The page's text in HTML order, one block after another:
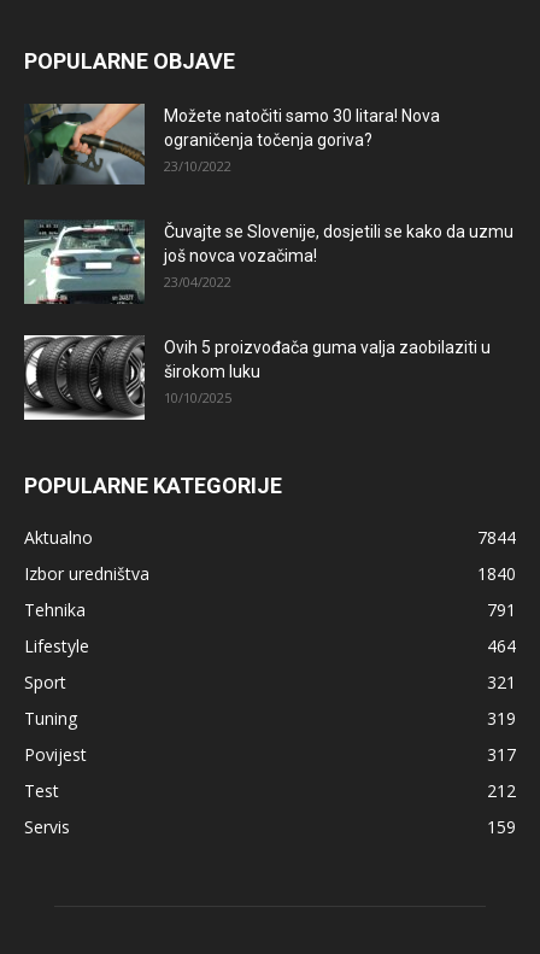
POPULARNE OBJAVE
Možete natočiti samo 30 litara! Nova
ograničenja točenja goriva?
23/10/2022
Čuvajte se Slovenije, dosjetili se kako da uzmu
još novca vozačima!
23/04/2022
Ovih 5 proizvođača guma valja zaobilaziti u
širokom luku
10/10/2025
POPULARNE KATEGORIJE
Aktualno
7844
Izbor uredništva
1840
Tehnika
791
Lifestyle
464
Sport
321
Tuning
319
Povijest
317
Test
212
Servis
159